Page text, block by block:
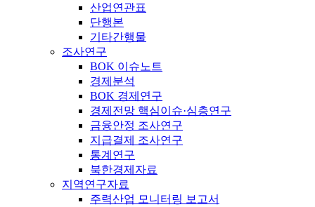
산업연관표
단행본
기타간행물
조사연구
BOK 이슈노트
경제분석
BOK 경제연구
경제전망 핵심이슈·심층연구
금융안정 조사연구
지급결제 조사연구
통계연구
북한경제자료
지역연구자료
주력산업 모니터링 보고서